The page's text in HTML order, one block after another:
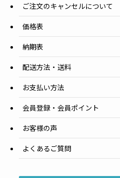
ご注文のキャンセルについて
価格表
納期表
配送方法・送料
お支払い方法
会員登録・会員ポイント
お客様の声
よくあるご質問